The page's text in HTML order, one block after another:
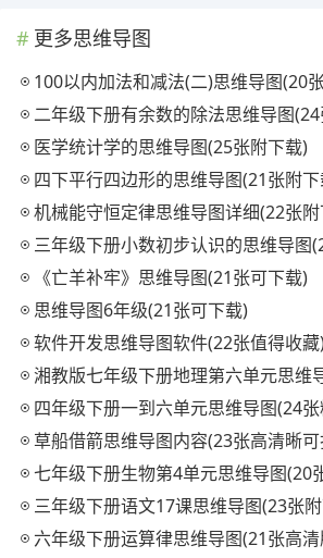
更多思维导图
100以内加法和减法(二)思维导图(20
二年级下册有余数的除法思维导图
医学统计学的思维导图(25张附下载)
四下平行四边形的思维导图(21张附
机械能守恒定律思维导图详细(22张
三年级下册小数初步认识的思维导图
《亡羊补牢》思维导图(21张可下载)
思维导图6年级(21张可下载)
软件开发思维导图软件(22张值得收
湘教版七年级下册地理第六单元思维
四年级下册一到六单元思维导图(24
草船借箭思维导图内容(23张高清晰
七年级下册生物第4单元思维导图(20
三年级下册语文17课思维导图(23张
六年级下册运算律思维导图(21张高